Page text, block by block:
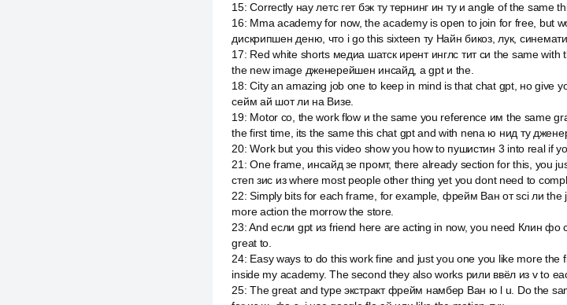
15:Correctly нау летс гет бэк ту тернинг ин ту и angle of the same
16: Mma academy for now, the academy is open to join for free, but
дискрипшен деню, что i go this sixteen ту Найн бикоз, лук,
17: Red white shorts медиа шатск ирент инглс тит си the same
the new image дженерейшен инсайд, а gpt и the.
18:City an amazing job one to keep in mind is that chat gpt, но give
сейм ай шот ли на Визе.
19: Motor co, the work flow и the same you reference им the same
the first time, its the same this chat gpt and with nena ю нид ту
20:Work but you this video show you how to пушистин 3 into real if
21 :One frame, инсайд зе промт, there already section for this, you
степ зис из where most people other thing yet you dont need to
22:Simply bits for each frame, for example, фрейм Ван от sci ли
more action the morrow the store.
23:And если gpt из friend here are acting in now, you need Клин
great to.
24: Easy ways to do this work fine and just you one you like more
inside my academy. The second they also works рили ввёл из v to
25:The great and type экстракт фрейм намбер Ван ю l u. Do the